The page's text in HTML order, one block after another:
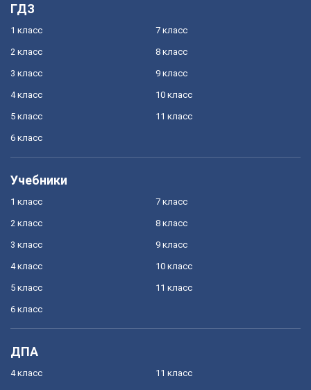
ГДЗ
1 класс
2 класс
3 класс
4 класс
5 класс
6 класс
7 класс
8 класс
9 класс
10 класс
11 класс
Учебники
1 класс
2 класс
3 класс
4 класс
5 класс
6 класс
7 класс
8 класс
9 класс
10 класс
11 класс
ДПА
4 класс 11 класс